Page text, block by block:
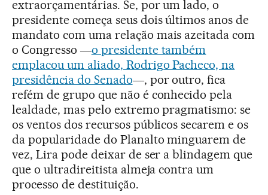
extraorçamentárias. Se, por um lado, o
presidente começa seus dois últimos anos de
mandato com uma relação mais azeitada com
o Congresso ―o presidente também
emplacou um aliado, Rodrigo Pacheco, na
presidência do Senado―, por outro, fica
refém de grupo que não é conhecido pela
lealdade, mas pelo extremo pragmatismo: se
os ventos dos recursos públicos secarem e os
da popularidade do Planalto minguarem de
vez, Lira pode deixar de ser a blindagem que
que o ultradireitista almeja contra um
processo de destituição.